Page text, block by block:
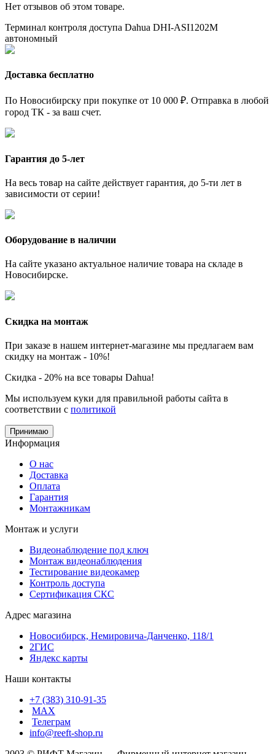
Нет отзывов об этом товаре.
Терминал контроля доступа Dahua DHI-ASI1202M
автономный
Доставка бесплатно
По Новосибирску при покупке от 10 000 ₽. Отправка в любой
город ТК - за ваш счет.
Гарантия до 5-лет
На весь товар на сайте действует гарантия, до 5-ти лет в
зависимости от серии!
Оборудование в наличии
На сайте указано актуальное наличие товара на складе в
Новосибирске.
Скидка на монтаж
При заказе в нашем интернет-магазине мы предлагаем вам
скидку на монтаж - 10%!
Скидка - 20% на все товары Dahua!
Мы используем куки для правильной работы сайта в
соответствии с политикой
Принимаю
Информация
О нас
Доставка
Оплата
Гарантия
Монтажникам
Монтаж и услуги
Видеонаблюдение под ключ
Монтаж видеонаблюдения
Тестирование видеокамер
Контроль доступа
Сертификация СКС
Адрес магазина
Новосибирск, Немировича-Данченко, 118/1
2ГИС
Яндекс карты
Наши контакты
+7 (383) 310-91-35
МАХ
Телеграм
info@reeft-shop.ru